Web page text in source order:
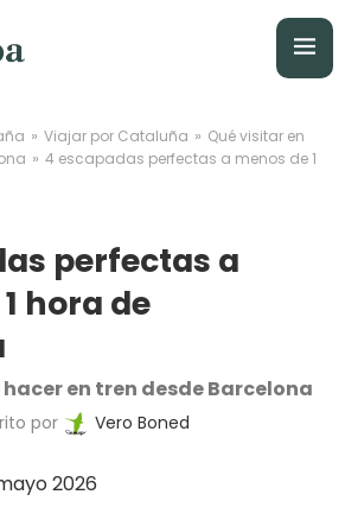
» Viajar por Cataluña » Qué visitar en
» 4 escapadas perfectas a menos de 1
perfectas a
hora de
hacer en tren desde Barcelona
por Vero Boned
2026